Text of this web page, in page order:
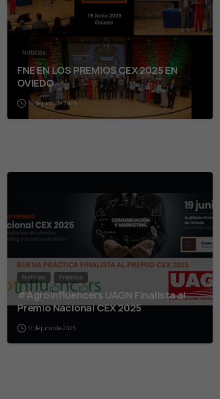
Noticias
FNE EN LOS PREMIOS CEX 2025 EN
OVIEDO
19 de junio de 2025
Noticias Premios
#Agroinfluencers UAGN Finalista al
Premio Nacional CEX 2025
17 de junio de 2025